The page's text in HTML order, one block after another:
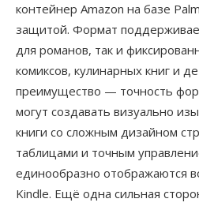
контейнер Amazon на базе
защитой. Формат
для романов, так и
комиксов, кулинарных книг и
преимущество — точность
могут создавать визуально
книги со сложным дизайном
таблицами и точным
единообразно отображаются
Kindle. Ещё одна сильная